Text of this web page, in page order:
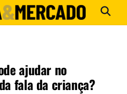
ajudar no
fala da criança?